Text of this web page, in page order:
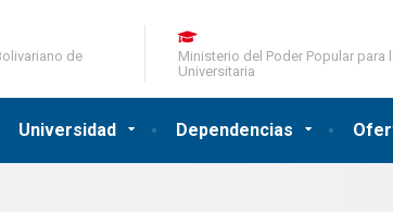
Universidad Dependencias
de
Ministerio del Poder Popular para
Universitaria